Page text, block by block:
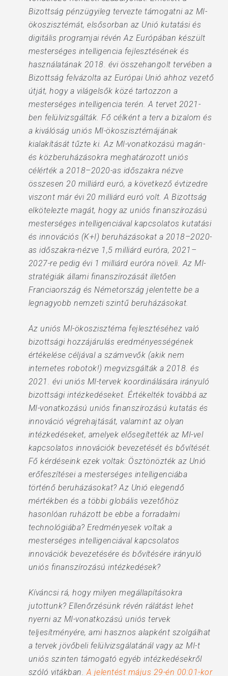
Bizottság pénzügyileg tervezte támogatni az MI-
ökoszisztémát, elsősorban az Unió kutatási és
digitális programjai révén Az Európában készült
mesterséges intelligencia fejlesztésének és
használatának 2018. évi összehangolt tervében a
Bizottság felvázolta az Európai Unió ahhoz vezető
útját, hogy a világelsők közé tartozzon a
mesterséges intelligencia terén. A tervet 2021-
ben felülvizsgálták. Fő célként a terv a bizalom és
a kiválóság uniós MI-ökoszisztémájának
kialakítását tűzte ki. Az MI-vonatkozású magán-
és közberuházásokra meghatározott uniós
célérték a 2018–2020-as időszakra nézve
összesen 20 milliárd euró, a következő évtizedre
viszont már évi 20 milliárd euró volt. A Bizottság
elkötelezte magát, hogy az uniós finanszírozású
mesterséges intelligenciával kapcsolatos kutatási
és innovációs (K+I) beruházásokat a 2018–2020-
as időszakra-nézve 1,5 milliárd euróra, 2021–
2027-re pedig évi 1 milliárd euróra növeli. Az MI-
stratégiák állami finanszírozását illetően
Franciaország és Németország jelentette be a
legnagyobb nemzeti szintű beruházásokat.
Az uniós MI-ökoszisztéma fejlesztéséhez való
bizottsági hozzájárulás eredményességének
értékelése céljával a számvevők (akik nem
internetes robotok!) megvizsgálták a 2018. és
2021. évi uniós MI-tervek koordinálására irányuló
bizottsági intézkedéseket. Értékelték továbbá az
MI-vonatkozású uniós finanszírozású kutatás és
innováció végrehajtását, valamint az olyan
intézkedéseket, amelyek elősegítették az MI-vel
kapcsolatos innovációk bevezetését és bővítését.
Fő kérdéseink ezek voltak: Ösztönözték az Unió
erőfeszítései a mesterséges intelligenciába
történő beruházásokat? Az Unió elegendő
mértékben és a többi globális vezetőhöz
hasonlóan ruházott be ebbe a forradalmi
technológiába? Eredményesek voltak a
mesterséges intelligenciával kapcsolatos
innovációk bevezetésére és bővítésére irányuló
uniós finanszírozású intézkedések?
Kíváncsi rá, hogy milyen megállapításokra
jutottunk? Ellenőrzésünk révén rálátást lehet
nyerni az MI-vonatkozású uniós tervek
teljesítményére, ami hasznos alapként szolgálhat
a tervek jövőbeli felülvizsgálatánál vagy az MI-t
uniós szinten támogató egyéb intézkedésekről
szóló vitákban.A jelentést május 29-én 00:01-kor